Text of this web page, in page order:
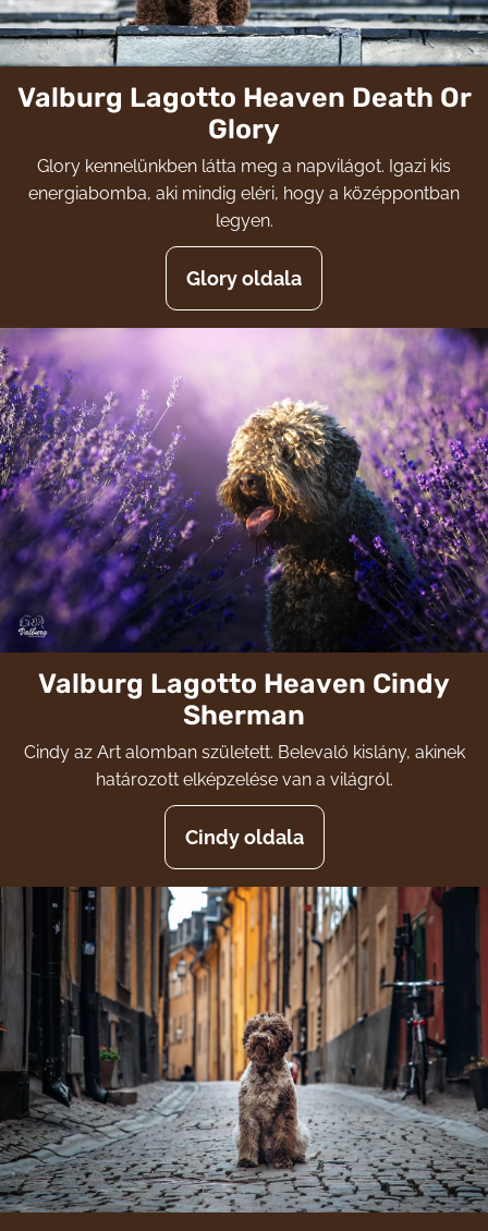
Valburg Lagotto Heaven Death Or
Glory
Glory kennelünkben látta meg a napvilágot. Igazi kis
energiabomba, aki mindig eléri, hogy a középpontban
legyen.
Glory oldala
Valburg Lagotto Heaven Cindy
Sherman
Cindy az Art alomban született. Belevaló kislány, akinek
határozott elképzelése van a világról.
Cindy oldala